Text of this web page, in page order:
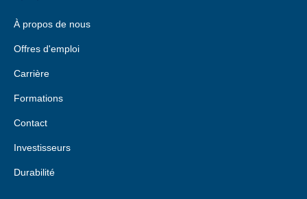
À propos de nous
Offres d'emploi
Carrière
Formations
Contact
Investisseurs
Durabilité